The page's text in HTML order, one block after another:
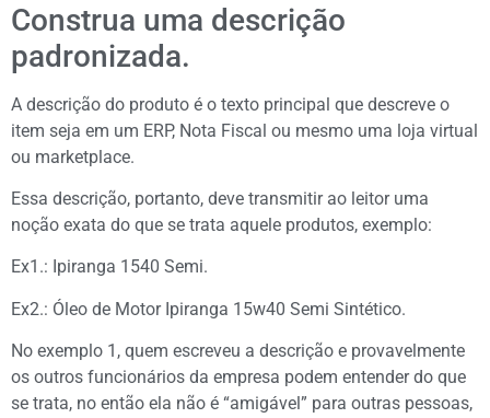
Construa uma descrição
padronizada.
A descrição do produto é o texto principal que descreve o
item seja em um ERP, Nota Fiscal ou mesmo uma loja virtual
ou marketplace.
Essa descrição, portanto, deve transmitir ao leitor uma
noção exata do que se trata aquele produtos, exemplo:
Ex1.: Ipiranga 1540 Semi.
Ex2.: Óleo de Motor Ipiranga 15w40 Semi Sintético.
No exemplo 1, quem escreveu a descrição e provavelmente
os outros funcionários da empresa podem entender do que
se trata, no então ela não é “amigável” para outras pessoas,